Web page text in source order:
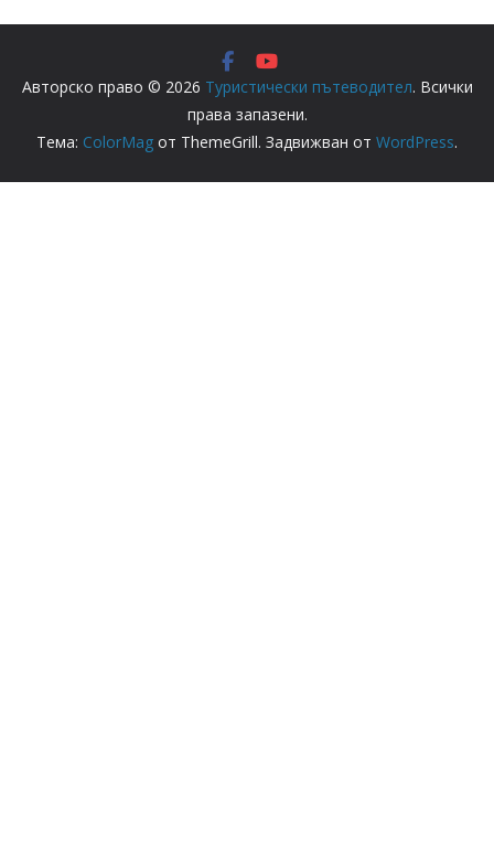
Авторско право © 2026 Туристически пътеводител. Всички
права запазени.
Тема: ColorMag от ThemeGrill. Задвижван от WordPress.